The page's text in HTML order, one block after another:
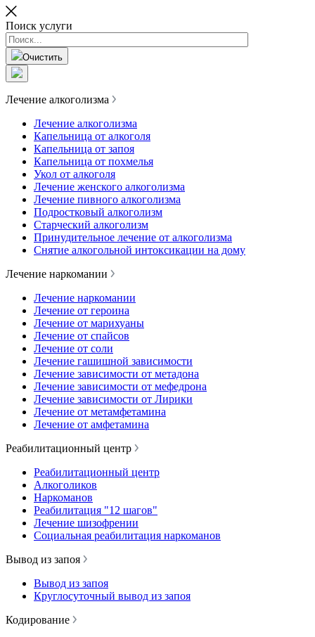
Поиск услуги
Очистить
Лечение алкоголизма
Лечение алкоголизма
Капельница от алкоголя
Капельница от запоя
Капельница от похмелья
Укол от алкоголя
Лечение женского алкоголизма
Лечение пивного алкоголизма
Подростковый алкоголизм
Старческий алкоголизм
Принудительное лечение от алкоголизма
Снятие алкогольной интоксикации на дому
Лечение наркомании
Лечение наркомании
Лечение от героина
Лечение от марихуаны
Лечение от спайсов
Лечение от соли
Лечение гашишной зависимости
Лечение зависимости от метадона
Лечение зависимости от мефедрона
Лечение зависимости от Лирики
Лечение от метамфетамина
Лечение от амфетамина
Реабилитационный центр
Реабилитационный центр
Алкоголиков
Наркоманов
Реабилитация "12 шагов"
Лечение шизофрении
Социальная реабилитация наркоманов
Вывод из запоя
Вывод из запоя
Круглосуточный вывод из запоя
Кодирование